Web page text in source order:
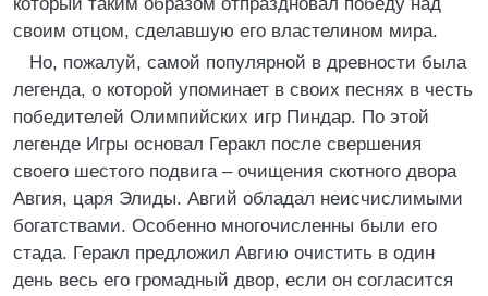
своим отцом, сделавшую его властелином мира.
Но, пожалуй, самой популярной в древности была
легенда, о которой упоминает в своих песнях в честь
победителей Олимпийских игр Пиндар. По этой
легенде Игры основал Геракл после свершения
своего шестого подвига – очищения скотного двора
Авгия, царя Элиды. Авгий обладал неисчислимыми
богатствами. Особенно многочисленны были его
стада. Геракл предложил Авгию очистить в один
день весь его громадный двор, если он согласится